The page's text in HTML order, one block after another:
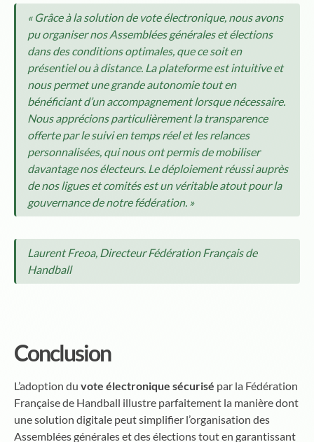
« Grâce à la solution de vote électronique, nous avons
pu organiser nos Assemblées générales et élections
dans des conditions optimales, que ce soit en
présentiel ou à distance. La plateforme est intuitive et
nous permet une grande autonomie tout en
bénéficiant d’un accompagnement lorsque nécessaire.
Nous apprécions particulièrement la transparence
offerte par le suivi en temps réel et les relances
personnalisées, qui nous ont permis de mobiliser
davantage nos électeurs. Le déploiement réussi auprès
de nos ligues et comités est un véritable atout pour la
gouvernance de notre fédération. »
Laurent Freoa, Directeur Fédération Français de
Handball
Conclusion
L’adoption du vote électronique sécurisé par la Fédération
Française de Handball illustre parfaitement la manière dont
une solution digitale peut simplifier l’organisation des
Assemblées générales et des élections tout en garantissant